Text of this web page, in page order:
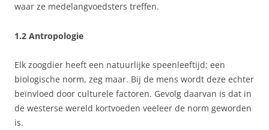
waar ze medelangvoedsters treffen.
1.2 Antropologie
Elk zoogdier heeft een natuurlijke speenleeftijd; een
biologische norm, zeg maar. Bij de mens wordt deze echter
beïnvloed door culturele factoren. Gevolg daarvan is dat in
de westerse wereld kortvoeden veeleer de norm geworden
is.